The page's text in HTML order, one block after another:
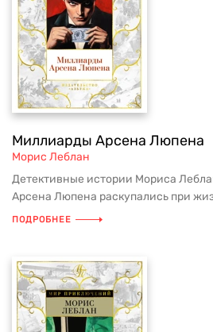
Миллиарды Арсена Люпена
Морис Леблан
Детективные истории Мориса
Арсена Люпена раскупались при
ПОДРОБНЕЕ